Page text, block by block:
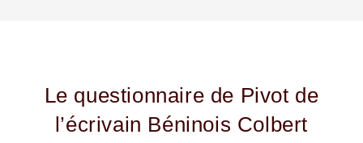
Le questionnaire de Pivot de
l’écrivain Béninois Colbert